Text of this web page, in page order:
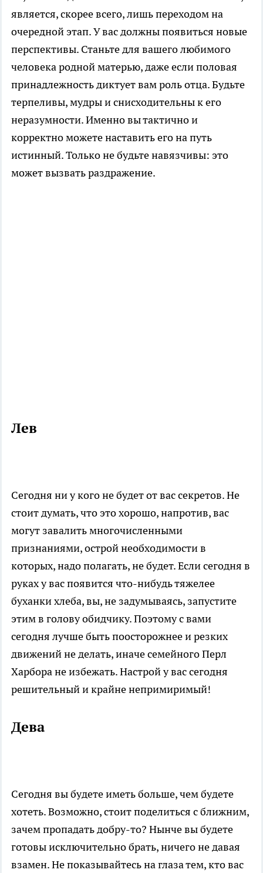
является, скорее всего, лишь переходом на
очередной этап. У вас должны появиться новые
перспективы. Станьте для вашего любимого
человека родной матерью, даже если половая
принадлежность диктует вам роль отца. Будьте
терпеливы, мудры и снисходительны к его
неразумности. Именно вы тактично и
корректно можете наставить его на путь
истинный. Только не будьте навязчивы: это
может вызвать раздражение.
Лев
Сегодня ни у кого не будет от вас секретов. Не
стоит думать, что это хорошо, напротив, вас
могут завалить многочисленными
признаниями, острой необходимости в
которых, надо полагать, не будет. Если сегодня в
руках у вас появится что-нибудь тяжелее
буханки хлеба, вы, не задумываясь, запустите
этим в голову обидчику. Поэтому с вами
сегодня лучше быть поосторожнее и резких
движений не делать, иначе семейного Перл
Харбора не избежать. Настрой у вас сегодня
решительный и крайне непримиримый!
Дева
Сегодня вы будете иметь больше, чем будете
хотеть. Возможно, стоит поделиться с ближним,
зачем пропадать добру-то? Нынче вы будете
готовы исключительно брать, ничего не давая
взамен. Не показывайтесь на глаза тем, кто вас